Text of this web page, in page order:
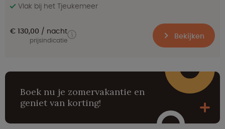
Vlak bij het Tjeukemeer
€ 130,00 nacht
prijsindicatie Bekijken
Boek nu je zomervakantie en
geniet van korting!